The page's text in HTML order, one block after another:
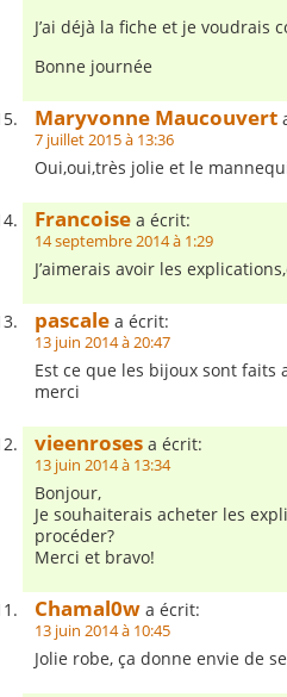
J’ai déjà la fiche et je voudrais
Bonne journée
Maryvonne Maucouvert
7 juillet 2015 à 13:36
Oui,oui,très jolie et le
Francoise a écrit:
14 septembre 2014 à 1:29
J’aimerais avoir les
pascale a écrit:
13 juin 2014 à 20:47
Est ce que les bijoux sont faits
merci
vieenroses a écrit:
13 juin 2014 à 13:34
Bonjour,
Je souhaiterais acheter les
procéder?
Merci et bravo!
Chamal0w a écrit:
13 juin 2014 à 10:45
Jolie robe, ça donne envie de